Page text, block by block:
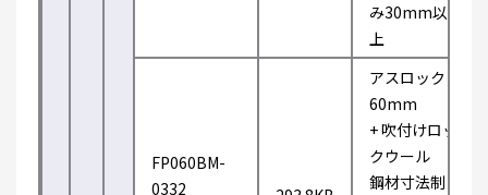
み30mm以
上
FP060BM-
0332
アスロック
60mm
+ 吹付けロッ
クウール
鋼材寸法制